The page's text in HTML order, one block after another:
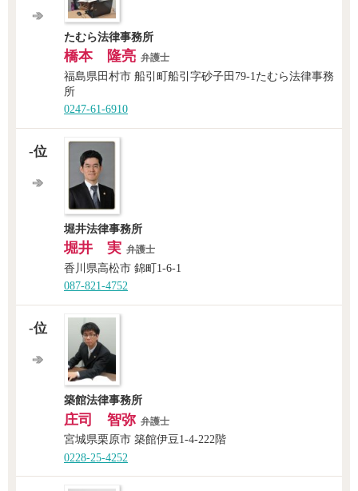
たむら法律事務所
橋本 隆亮 弁護士
福島県田村市 船引町船引字砂子田79-1たむら法律事務
所
0247-61-6910
-位
堀井法律事務所
堀井 実 弁護士
香川県高松市 錦町1-6-1
087-821-4752
-位
築館法律事務所
庄司 智弥 弁護士
宮城県栗原市 築館伊豆1-4-222階
0228-25-4252